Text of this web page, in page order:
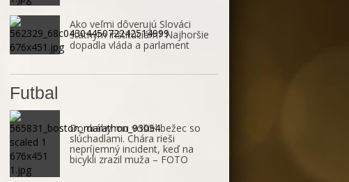
Ako veľmi dôverujú Slováci
štátnym inštitúciám? Najhoršie
dopadla vláda a parlament
Futbal
Do dráhy mu vošiel bežec so
slúchadlami. Chára rieši
nepríjemný incident, keď na
bicykli zrazil muža – FOTO